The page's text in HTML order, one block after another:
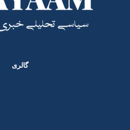
گالری